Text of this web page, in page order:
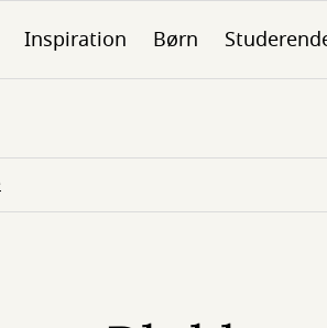
Inspiration Børn